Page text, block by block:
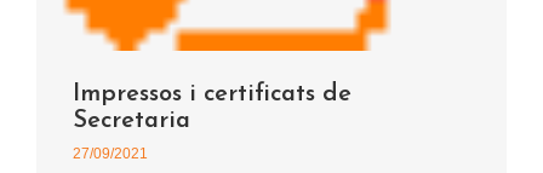
Impressos i certificats de
Secretaria
27/09/2021